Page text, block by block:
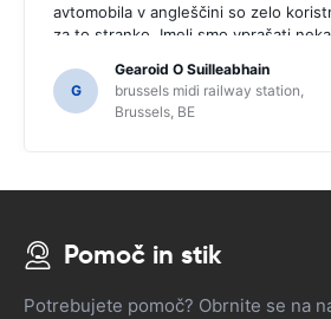
avtomobila v angleščini so zelo
za to stranko. Imeli smo vprašati
jih morda ne bi pogruntal funkcije SAT
NAV.
G
Gearoid O Suilleabhain
brussels midi railway station,
Brussels, BE
Pomoč in stik
Potrebujete pomoč? Obrnite se na